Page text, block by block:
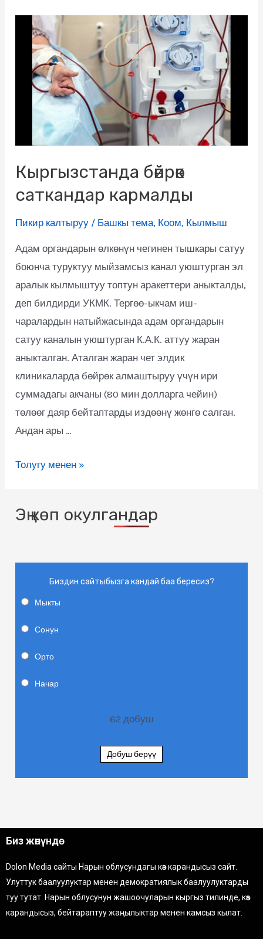
Кыргызстанда бөйрөк
саткандар кармалды
Пикир калтыруу / Башкы тема, Коом, Кылмыш
Адам органдарын өлкөнүн чегинен тышкары сатуу
боюнча туруктуу мыйзамсыз канал уюштурган эл
аралык кылмыштуу топтун аракеттери аныкталды,
деп билдирди УКМК. Тергөө-ыкчам иш-
чаралардын натыйжасында адам органдарын
сатуу каналын уюштурган К.А.К. аттуу жаран
аныкталган. Аталган жаран чет элдик
клиникаларда бөйрөк алмаштыруу үчүн ири
суммадагы акчаны (80 мин долларга чейин)
төлөөг даяр бейтаптарды издөөнү жөнгө салган.
Андан ары …
Толугу менен »
Эң көп окулгандар
Биздин сайтыбызга кандай баа бересиз?
Мыкты
Сонун
Орто
Начар
62 добуш
Добуш берүү
Биз жөнүндө
Dolon Media сайты Нарын облусундагы көз карандысыз сайт.
Улуттук баалуулуктар менен демократиялык баалуулуктарды
туу тутат. Нарын облусунун жашоочуларын кыргыз тилинде, көз
карандысыз, бейтараптуу жаңылыктар менен камсыз кылат.